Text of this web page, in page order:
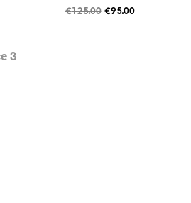
€125.00 €95.00